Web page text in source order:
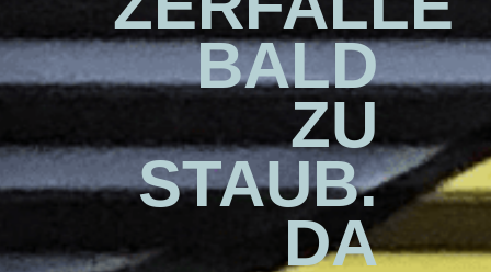
BALD
ZU
STAUB.
DA